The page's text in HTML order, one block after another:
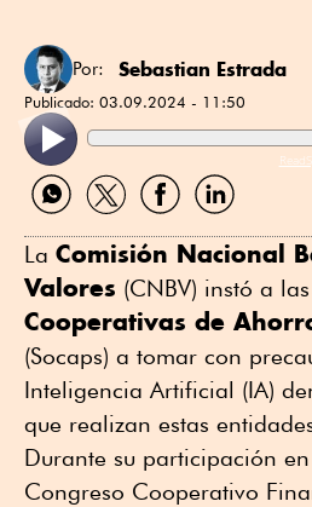
Por: Sebastian Estrada
Publicado: 03.09.2024 - 11:50
Compartir
por
Compartir
por
Compartir
por
Compartir
por
La Comisión Nacional
Valores (CNBV) instó a las
Cooperativas de
(Socaps) a tomar con
Inteligencia Artificial (IA)
que realizan estas
Durante su participación
Congreso Cooperativo